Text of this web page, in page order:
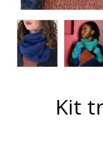
Kit